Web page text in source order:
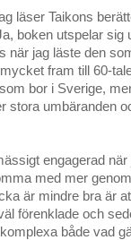
läser Taikons
boken utspelar sig
när jag läste den
fram till 60-
bor i Sverige,
stora umbäranden
engagerad när
med mer
är mindre bra är
förenklade och
både vad